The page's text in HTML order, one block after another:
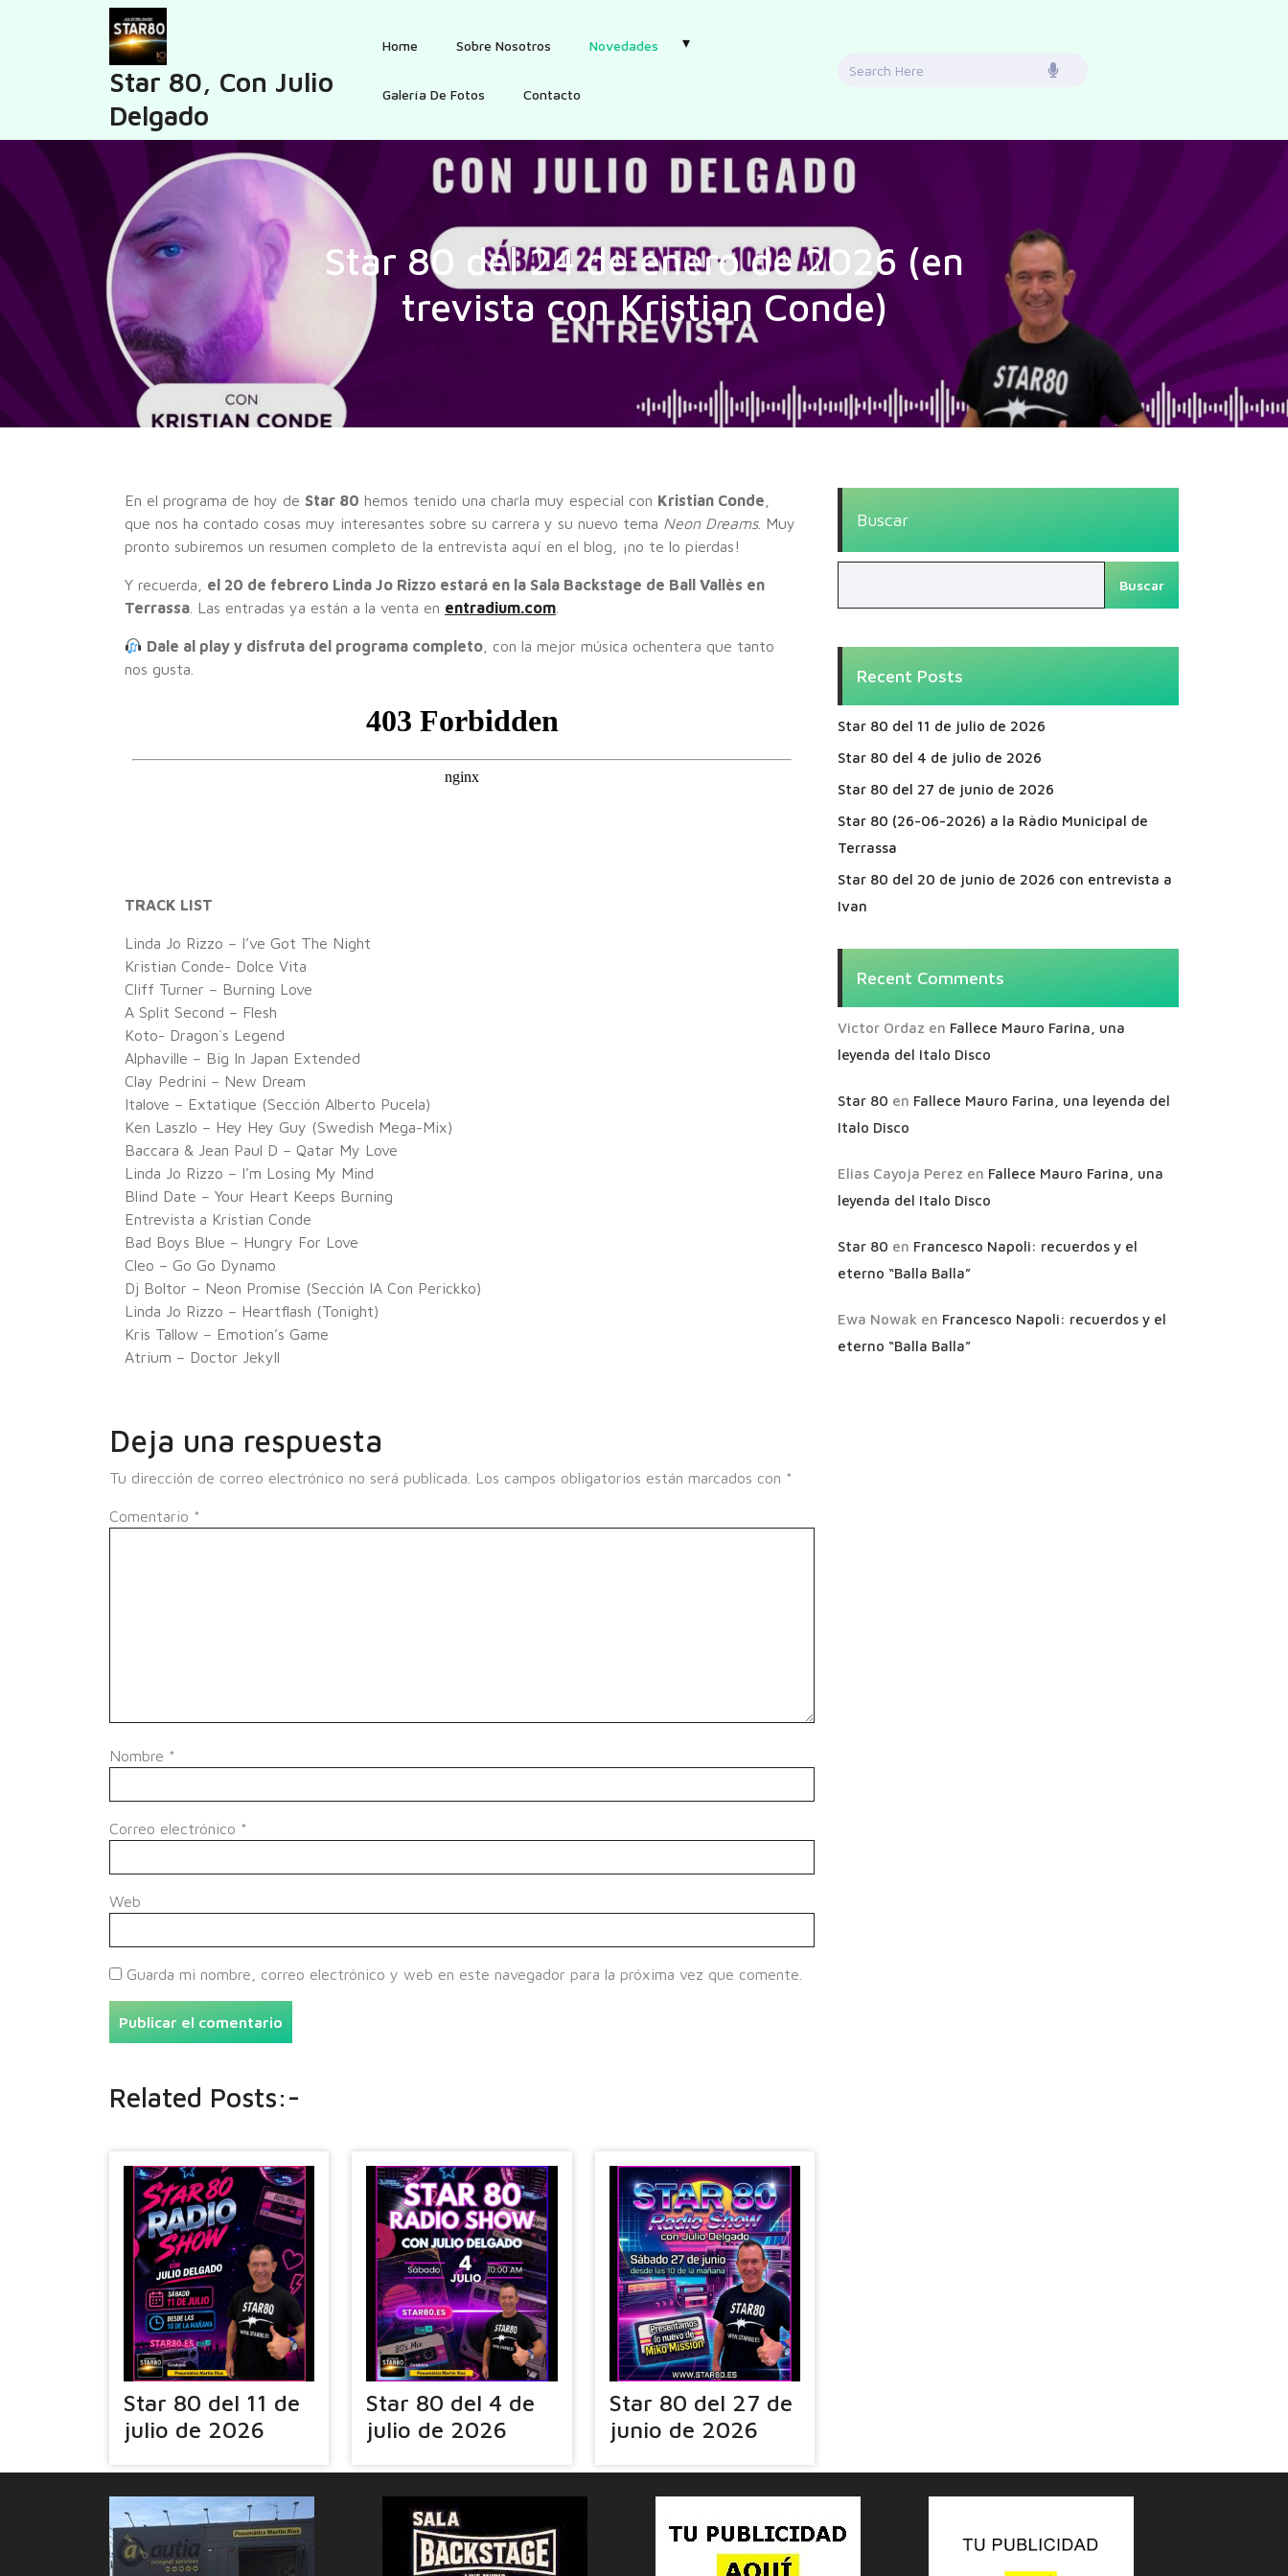
Star 80, Con Julio
Delgado
Home Sobre Nosotros Novedades
Galería De Fotos Contacto
Search
Star 80 del 24 de enero de 2026 (en
trevista con Kristian Conde)
En el programa de hoy de Star 80 hemos tenido una charla muy especial con Kristian Conde
que nos ha contado cosas muy interesantes sobre su carrera y su nuevo tema Neon Dreams. Muy
pronto subiremos un resumen completo de la entrevista aquí en el blog, ¡no te lo pierdas!
Y recuerda, el 20 de febrero Linda Jo Rizzo estará en la Sala Backstage de Ball Vallès en
Terrassa . Las entradas ya están a la venta en entradium.com
Dale al play y disfruta del programa completo , con la mejor música ochentera que tanto
nos gusta.
TRACK LIST
Linda Jo Rizzo – I’ve Got The Night
Kristian Conde- Dolce Vita
Cliff Turner – Burning Love
A Split Second – Flesh
Koto- Dragon´s Legend
Alphaville – Big In Japan Extended
Clay Pedrini – New Dream
Italove – Extatique (Sección Alberto Pucela)
Ken Laszlo – Hey Hey Guy (Swedish Mega-Mix)
Baccara & Jean Paul D – Qatar My Love
Linda Jo Rizzo – I’m Losing My Mind
Blind Date – Your Heart Keeps Burning
Entrevista a Kristian Conde
Bad Boys Blue – Hungry For Love
Cleo – Go Go Dynamo
Dj Boltor – Neon Promise (Sección IA Con Perickko)
Linda Jo Rizzo – Heartflash (Tonight)
Kris Tallow – Emotion’s Game
Atrium – Doctor Jekyll
Deja una respuesta
Tu dirección de correo electrónico no será publicada. Los campos obligatorios están marcados con *
Comentario *
Nombre *
Correo electrónico *
Web
Guarda mi nombre, correo electrónico y web en este navegador para la próxima vez que comente.
Related Posts:-
Star 80 del 11 de
julio de 2026
Star 80 del 4 de
julio de 2026
Star 80 del 27 de
junio de 2026
Buscar
Buscar
Recent Posts
Star 80 del 11 de julio de 2026
Star 80 del 4 de julio de 2026
Star 80 del 27 de junio de 2026
Star 80 (26-06-2026) a la Ràdio Municipal de
Terrassa
Star 80 del 20 de junio de 2026 con entrevista a
Ivan
Recent Comments
Victor Ordaz en Fallece Mauro Farina, una
leyenda del Italo Disco
Star 80 en Fallece Mauro Farina, una leyenda del
Italo Disco
Elias Cayoja Perez en Fallece Mauro Farina, una
leyenda del Italo Disco
Star 80 en Francesco Napoli: recuerdos y el
eterno “Balla Balla”
Ewa Nowak en Francesco Napoli: recuerdos y el
eterno “Balla Balla”